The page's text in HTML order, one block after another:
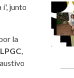
í', junto
la